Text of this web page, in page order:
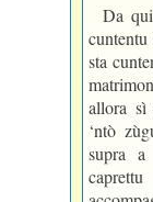
Da
sta
allora sì
‘ntò
supra